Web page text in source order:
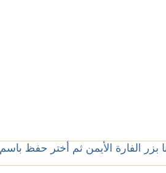
الفارة الأيمن ثم أختر حفظ باسم